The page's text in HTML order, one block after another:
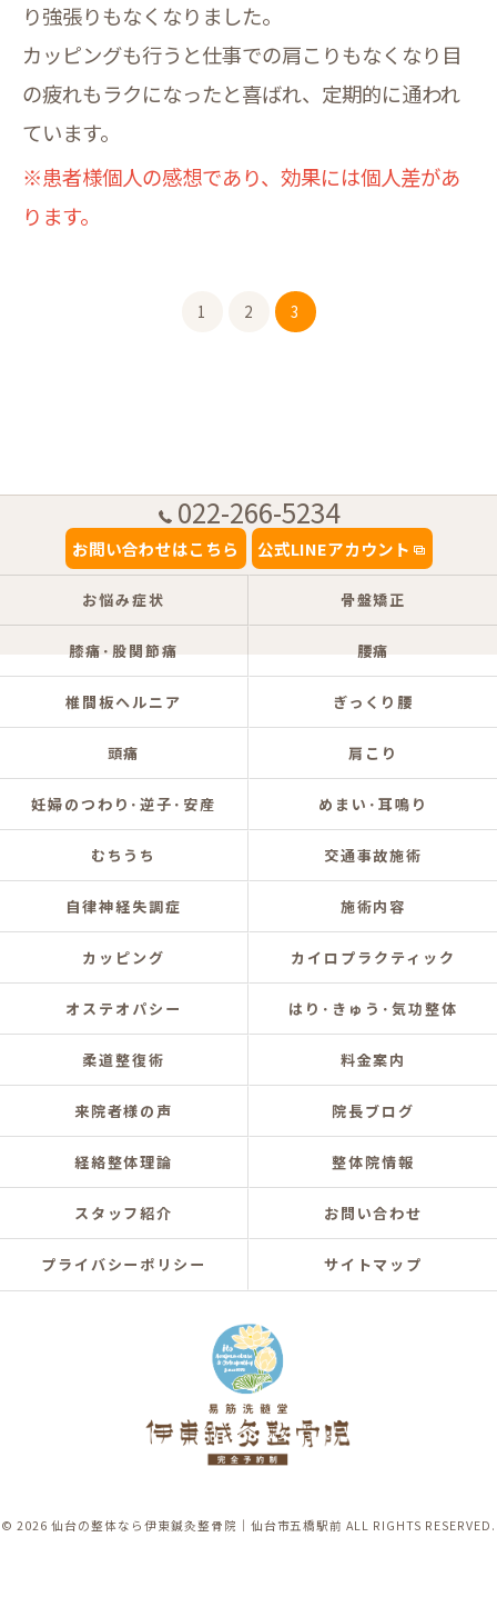
り強張りもなくなりました。
カッピングも行うと仕事での肩こりもなくなり目
の疲れもラクになったと喜ばれ、定期的に通われ
ています。
※患者様個人の感想であり、効果には個人差があ
ります。
1 2 3
022-266-5234
お問い合わせはこちら 公式LINEアカウント
お悩み症状 骨盤矯正
膝痛･股関節痛 腰痛
椎間板ヘルニア ぎっくり腰
頭痛 肩こり
妊婦のつわり･逆子･安産 めまい･耳鳴り
むちうち 交通事故施術
自律神経失調症 施術内容
カッピング カイロプラクティック
オステオパシー はり･きゅう･気功整体
柔道整復術 料金案内
来院者様の声 院長ブログ
経絡整体理論 整体院情報
スタッフ紹介 お問い合わせ
プライバシーポリシー サイトマップ
© 2026 仙台の整体なら伊東鍼灸整骨院｜仙台市五橋駅前 ALL RIGHTS RESERVED.